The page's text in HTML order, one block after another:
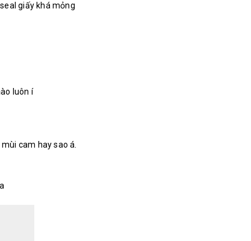
giấy khá mỏng
luôn í
cam hay sao á.